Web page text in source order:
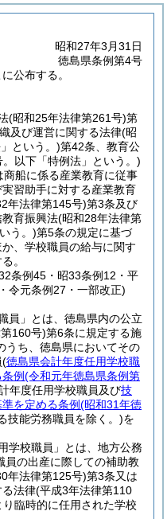
昭和27年3月31日
徳島県条例第4号
公布する。
(昭和25年法律第261号)第
及び運営に関する法律(昭
という。)第42条、教育公
以下「特例法」という。)
船に係る産業教育に従事
習助手に対する産業教育
年法律第145号)第3条及び
育振興法(昭和28年法律第
う。)第5条の規定に基づ
、学校職員の給与に関す
。
条例45・昭33条例12・平
令元条例27・一部改正)
員」とは、徳島県内の公立
160号)第6条に規定する施
うち、徳島県においてその
(徳島県会計年度任用学校職
例(令和元年徳島県条例第
年度任用学校職員及び技
を定める条例(昭和31年徳
技能労務職員を除く。)を
学校職員」とは、地方公務
員の出産に際しての補助教
年法律第125号)第3条又は
法律(平成3年法律第110
臨時的に任用された学校